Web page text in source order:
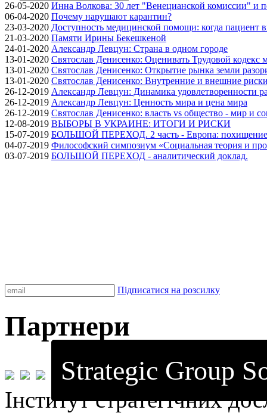
26-05-2020 Инна Волкова: 30 лет "Венецианской комиссии" и
06-04-2020 Почему нарушают карантин?
23-03-2020 Доступность медицинской помощи: когда пациент
21-03-2020 Памяти Ирины Бекешкеной
24-01-2020 Александр Левцун: Страна в одном городе
13-01-2020 Святослав Денисенко: Оценивать Трудовой кодекс
13-01-2020 Святослав Денисенко: Открытие рынка земли
13-01-2020 Святослав Денисенко: Внутренние и внешние
26-12-2019 Александр Левцун: Динамика удовлетворенности
26-12-2019 Александр Левцун: Ценность мира и цена мира
26-12-2019 Святослав Денисенко: власть vs общество - мир и
12-08-2019 ВЫБОРЫ В УКРАИНЕ: ИТОГИ И РИСКИ
15-07-2019 БОЛЬШОЙ ПЕРЕХОД. 2 часть - Европа: похищение
04-07-2019 Философский симпозиум «Социальная теория и
03-07-2019 БОЛЬШОЙ ПЕРЕХОД - аналитический доклад.
Підписатися на розсилку
Партнери
Strategic Group
Інститут стратегічних